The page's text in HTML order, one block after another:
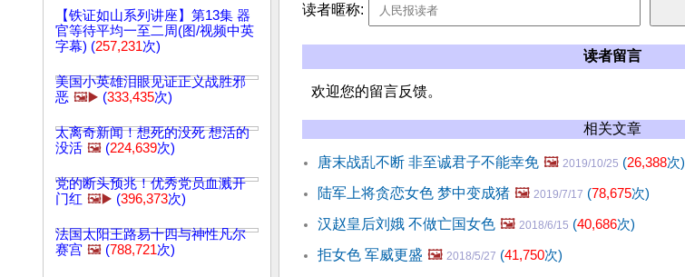
【铁证如山系列讲座】第13集 器
官等待平均一至二周(图/视频中英
字幕) (257,231次)
美国小英雄泪眼见证正义战胜邪
恶 🖼️▶️ (333,435次)
太离奇新闻！想死的没死 想活的
没活 🖼️ (224,639次)
党的断头预兆！优秀党员血溅开
门红 🖼️▶️ (396,373次)
法国太阳王路易十四与神性凡尔
赛宫 🖼️ (788,721次)
读者暱称:
读者留言
欢迎您的留言反馈。
相关文章
唐末战乱不断 非至诚君子不能幸免 🖼️ 2019/10/25 (26,388次)
陆军上将贪恋女色 梦中变成猪 🖼️ 2019/7/17 (78,675次)
汉赵皇后刘娥 不做亡国女色 🖼️ 2018/6/15 (40,686次)
拒女色 军威更盛 🖼️ 2018/5/27 (41,750次)